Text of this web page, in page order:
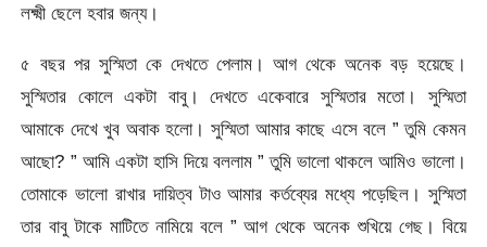
লক্ষ্মী ছেলে হবার জন্য।
৫ বছর পর সুস্মিতা কে দেখতে পেলাম। আগ থেকে অনেক বড় হয়েছে।
সুস্মিতার কোলে একটা বাবু। দেখতে একেবারে সুস্মিতার মতো। সুস্মিতা
আমাকে দেখে খুব অবাক হলো। সুস্মিতা আমার কাছে এসে বলে ” তুমি কেমন
আছো? ” আমি একটা হাসি দিয়ে বললাম ” তুমি ভালো থাকলে আমিও ভালো।
তোমাকে ভালো রাখার দায়িত্ব টাও আমার কর্তব্যের মধ্যে পড়েছিল। সুস্মিতা
তার বাবু টাকে মাটিতে নামিয়ে বলে ” আগ থেকে অনেক শুখিয়ে গেছ। বিয়ে